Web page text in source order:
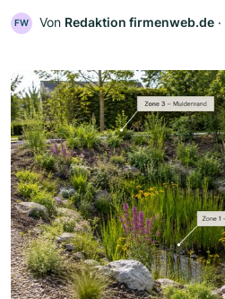
FW Von Redaktion firmenweb.de ‧